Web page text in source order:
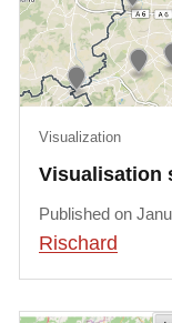
Visualisation
Visualization
Published on
Rischard